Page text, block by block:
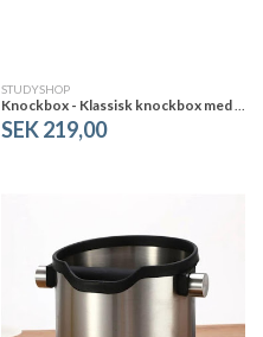
STUDYSHOP
Knockbox - Klassisk knockbox med rör i mitten
SEK 219,00